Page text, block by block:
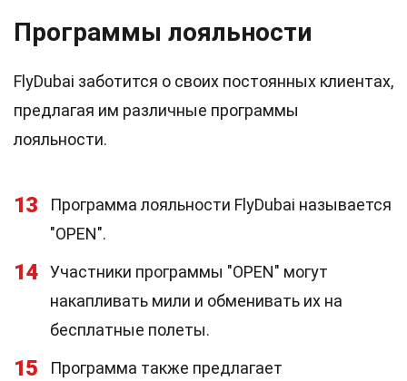
Программы лояльности
FlyDubai заботится о своих постоянных клиентах,
предлагая им различные программы
лояльности.
13
Программа лояльности FlyDubai называется
"OPEN".
14
Участники программы "OPEN" могут
накапливать мили и обменивать их на
бесплатные полеты.
15
Программа также предлагает